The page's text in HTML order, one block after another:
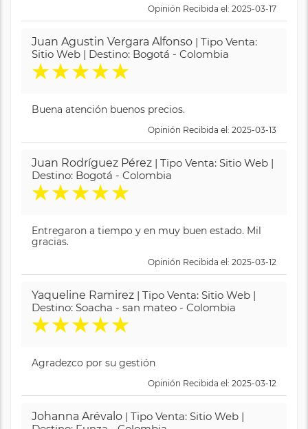
Opinión Recibida el: 2025-03-17
Juan Agustin Vergara Alfonso | Tipo Venta:
Sitio Web | Destino: Bogotá - Colombia
★★★★★
Buena atención buenos precios.
Opinión Recibida el: 2025-03-13
Juan Rodríguez Pérez | Tipo Venta: Sitio Web |
Destino: Bogotá - Colombia
★★★★★
Entregaron a tiempo y en muy buen estado. Mil
gracias.
Opinión Recibida el: 2025-03-12
Yaqueline Ramirez | Tipo Venta: Sitio Web |
Destino: Soacha - san mateo - Colombia
★★★★★
Agradezco por su gestión
Opinión Recibida el: 2025-03-12
Johanna Arévalo | Tipo Venta: Sitio Web |